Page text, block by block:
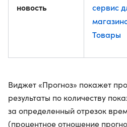
новость
сервис
Товары
Виджет «Прогноз» покажет
результаты по количеству
за определенный отрезок
(процентное отношение